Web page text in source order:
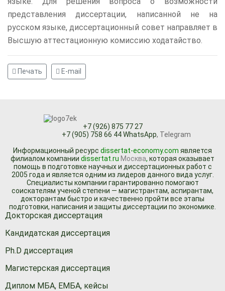
представления диссертации, написанной не на
русском языке, диссертационный совет направляет в
Высшую аттестационную комиссию ходатайство.
Печать E-mail
+7 (926) 875 77 27
+7 (905) 758 66 44 WhatsApp, Telegram
Информационный ресурc dissertat-economy.com является
филиалом компании dissertat.ru Москва, которая оказывает
помощь в подготовке научных и диссертационных работ с
2005 года и является одним из лидеров данного вида услуг.
Специалисты компании гарантированно помогают
соискателям ученой степени — магистрантам, аспирантам,
докторантам быстро и качественно пройти все этапы
подготовки, написания и защиты диссертации по экономике.
Докторская диссертация
Кандидатская диссертация
Ph.D диссертация
Магистерская диссертация
Диплом МБА, ЕМБА, кейсы